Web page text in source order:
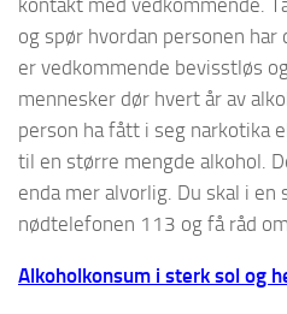
og spør hvordan personen har
er vedkommende bevisstløs
mennesker dør hvert år av
person ha fått i seg narkotika
til en større mengde alkohol.
enda mer alvorlig. Du skal i en
nødtelefonen 113 og få råd
Alkoholkonsum i sterk sol og